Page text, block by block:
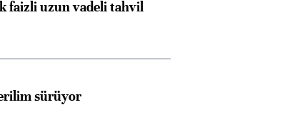
faizli uzun vadeli tahvil
sürüyor